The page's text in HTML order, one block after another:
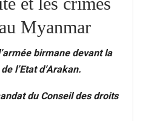
Myanmar
birmane devant la
l’Etat d’Arakan.
du Conseil des droits